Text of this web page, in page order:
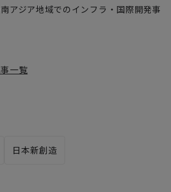
アジア地域でのインフラ・国際開発事
一覧
日本新創造